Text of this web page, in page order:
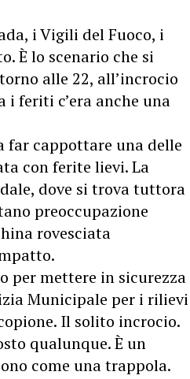
i Vigili del Fuoco, i
È lo scenario che si
alle 22, all’incrocio
i feriti c’era anche una
far cappottare una delle
con ferite lievi. La
dove si trova tuttora
preoccupazione
rovesciata
per mettere in sicurezza
Municipale per i rilievi
Il solito incrocio.
qualunque. È un
come una trappola.